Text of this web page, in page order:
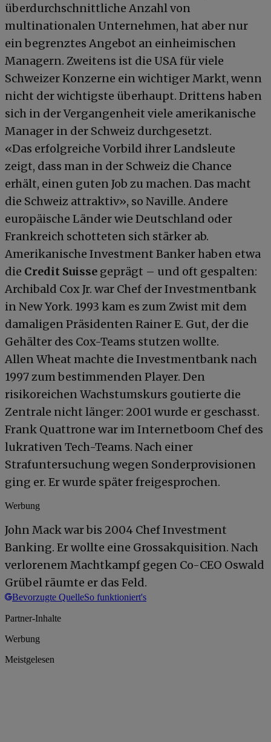
überdurchschnittliche Anzahl von
multinationalen Unternehmen, hat aber nur
ein begrenztes Angebot an einheimischen
Managern. Zweitens ist die USA für viele
Schweizer Konzerne ein wichtiger Markt, wenn
nicht der wichtigste überhaupt. Drittens haben
sich in der Vergangenheit viele amerikanische
Manager in der Schweiz durchgesetzt.
«Das erfolgreiche Vorbild ihrer Landsleute
zeigt, dass man in der Schweiz die Chance
erhält, einen guten Job zu machen. Das macht
die Schweiz attraktiv», so Naville. Andere
europäische Länder wie Deutschland oder
Frankreich schotteten sich stärker ab.
Amerikanische Investment Banker haben etwa
die Credit Suisse geprägt – und oft gespalten:
Archibald Cox Jr. war Chef der Investmentbank
in New York. 1993 kam es zum Zwist mit dem
damaligen Präsidenten Rainer E. Gut, der die
Gehälter des Cox-Teams stutzen wollte.
Allen Wheat machte die Investmentbank nach
1997 zum bestimmenden Player. Den
risikoreichen Wachstumskurs goutierte die
Zentrale nicht länger: 2001 wurde er geschasst.
Frank Quattrone war im Internetboom Chef des
lukrativen Tech-Teams. Nach einer
Strafuntersuchung wegen Sonderprovisionen
ging er. Er wurde später freigesprochen.
Werbung
John Mack war bis 2004 Chef Investment
Banking. Er wollte eine Grossakquisition. Nach
verlorenem Machtkampf gegen Co-CEO Oswald
Grübel räumte er das Feld.
Bevorzugte QuelleSo funktioniert's
Partner-Inhalte
Werbung
Meistgelesen